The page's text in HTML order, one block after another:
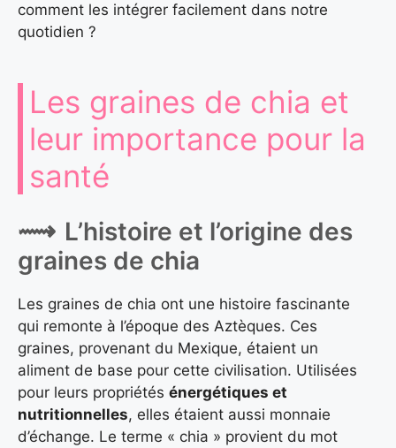
comment les intégrer facilement dans notre
quotidien ?
Les graines de chia et
leur importance pour la
santé
L’histoire et l’origine des
graines de chia
Les graines de chia ont une histoire fascinante
qui remonte à l’époque des Aztèques. Ces
graines, provenant du Mexique, étaient un
aliment de base pour cette civilisation. Utilisées
pour leurs propriétés énergétiques et
nutritionnelles, elles étaient aussi monnaie
d’échange. Le terme « chia » provient du mot